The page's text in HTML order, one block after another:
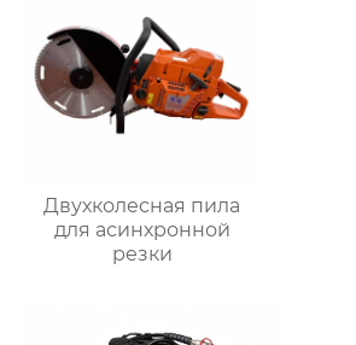
Двухколесная пила
для асинхронной
резки